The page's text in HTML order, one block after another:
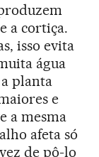
a cortiça.
isso evita
água
a planta
e
a mesma
afeta só
de pô-lo